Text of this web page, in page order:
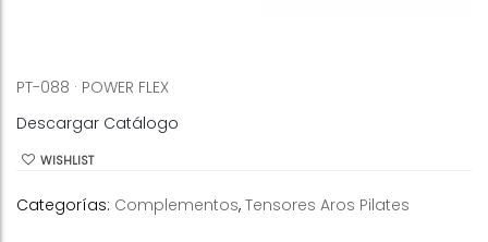
PT-088 · POWER FLEX
Descargar Catálogo
WISHLIST
Categorías: Complementos, Tensores Aros Pilates